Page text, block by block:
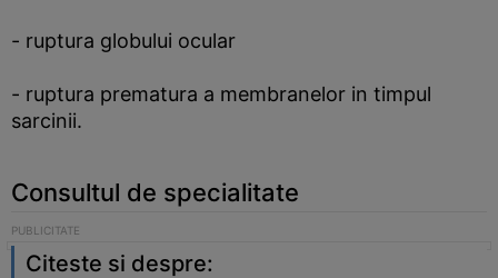
- ruptura globului ocular
- ruptura prematura a membranelor in timpul
sarcinii.
Consultul de specialitate
Citeste si despre: